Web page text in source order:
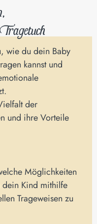
wie du dein Baby
kannst und
der
und ihre Vorteile
Möglichkeiten
dein Kind mithilfe
Trageweisen zu